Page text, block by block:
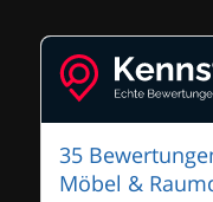
35
Möbel &